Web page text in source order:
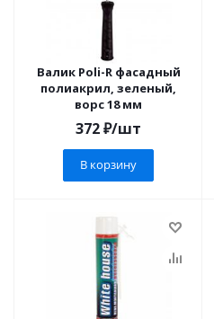
Валик Poli-R фасадный
полиакрил, зеленый,
ворс 18 мм
372₽/шт
В корзину